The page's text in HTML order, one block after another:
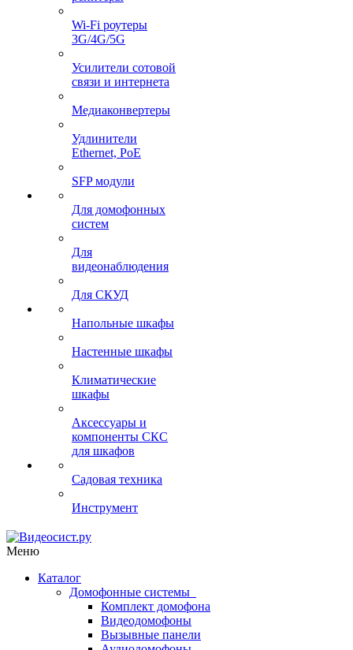
Wi-Fi роутеры
3G/4G/5G
Усилители сотовой
связи и интернета
Медиаконвертеры
Удлинители
Ethernet, PoE
SFP модули
Для домофонных
систем
Для
видеонаблюдения
Для СКУД
Напольные шкафы
Настенные шкафы
Климатические
шкафы
Аксессуары и
компоненты СКС
для шкафов
Садовая техника
Инструмент
Меню
Каталог
Домофонные системы
Комплект домофона
Видеодомофоны
Вызывные панели